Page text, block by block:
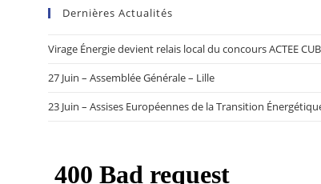
Dernières Actualités
Virage Énergie devient relais local du concours ACTEE
27 Juin – Assemblée Générale – Lille
23 Juin – Assises Européennes de la Transition